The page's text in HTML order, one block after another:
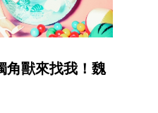
角獸來找我！魏